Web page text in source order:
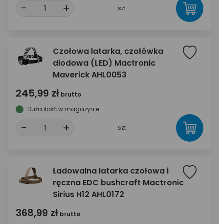
- + szt.
Czołowa latarka, czołówka
diodowa (LED) Mactronic
Maverick AHL0053
245,99 zł brutto
Duża ilość w magazynie
- + szt.
Ładowalna latarka czołowa i
ręczna EDC bushcraft Mactronic
Sirius H12 AHL0172
368,99 zł brutto